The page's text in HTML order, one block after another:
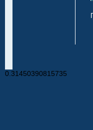
0.31450390815735